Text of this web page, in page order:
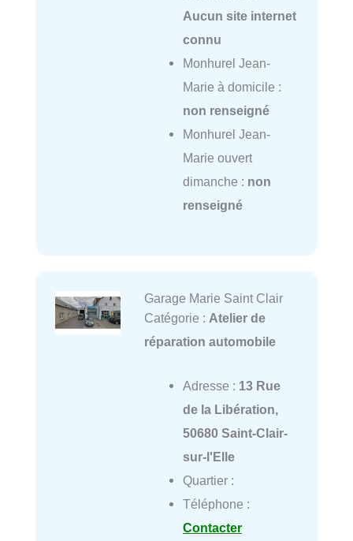
Aucun site internet
connu
Monhurel Jean-
Marie à domicile :
non renseigné
Monhurel Jean-
Marie ouvert
dimanche : non
renseigné
Garage Marie Saint Clair
Catégorie : Atelier de
réparation automobile
Adresse : 13 Rue
de la Libération,
50680 Saint-Clair-
sur-l'Elle
Quartier :
Téléphone :
Contacter